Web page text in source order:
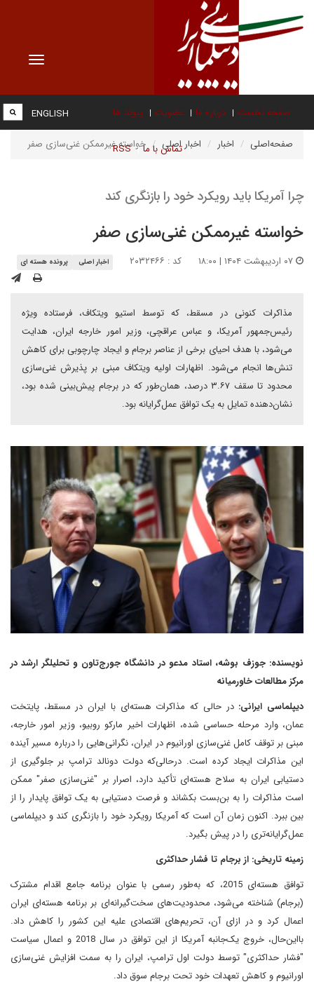
Toggle
صفحه نخست درباره ما عضویت پیوند ها
تماس با ما RSS
ENGLISH
صفحه‌اصلی اخبار اخبار اصلی خواسته غیرممکن غنی‌سازی صفر
چرا آمریکا باید رویکرد خود را بازنگری کند
خواسته غیرممکن غنی‌سازی صفر
کد : ۲۰۳۲۴۶۶ اخبار اصلی پرونده هسته ای
مذاکرات کنونی در مسقط، که توسط استیو ویتکاف، فرستاده ویژه
رئیس‌جمهور آمریکا، و عباس عراقچی، وزیر امور خارجه ایران، هدایت
می‌شود، با هدف احیای برخی از عناصر برجام و ایجاد چارچوبی برای کاهش
تنش‌ها انجام می‌شود. اظهارات اولیه ویتکاف مبنی بر پذیرش غنی‌سازی
محدود تا سقف ۳.۶۷ درصد، همان‌طور که در برجام پیش‌بینی شده بود،
نشان‌دهنده تمایل به یک توافق عمل‌گرایانه بود.
نویسنده: جوزف بوشه، استاد مدعو در دانشگاه جورج‌تاون و تحلیلگر ارشد در
مرکز مطالعات خاورمیانه
دیپلماسی ایرانی:در حالی که مذاکرات هسته‌ای با ایران در مسقط، پایتخت
عمان، وارد مرحله حساسی شده، اظهارات اخیر مارکو روبیو، وزیر امور خارجه،
مبنی بر توقف کامل غنی‌سازی اورانیوم در ایران، نگرانی‌هایی را درباره مسیر آینده
این مذاکرات ایجاد کرده است. درحالی‌که دولت دونالد ترامپ بر جلوگیری از
دستیابی ایران به سلاح هسته‌ای تأکید دارد، اصرار بر "غنی‌سازی صفر" ممکن
است مذاکرات را به بن‌بست بکشاند و فرصت دستیابی به یک توافق پایدار را از
بین ببرد. اکنون زمان آن است که آمریکا رویکرد خود را بازنگری کند و دیپلماسی
عمل‌گرایانه‌تری را در پیش بگیرد.
زمینه تاریخی: از برجام تا فشار حداکثری
توافق هسته‌ای 2015، که به‌طور رسمی با عنوان برنامه جامع اقدام مشترک
(برجام) شناخته می‌شود، محدودیت‌های سخت‌گیرانه‌ای بر برنامه هسته‌ای ایران
اعمال کرد و در ازای آن، تحریم‌های اقتصادی علیه این کشور را کاهش داد.
بااین‌حال، خروج یک‌جانبه آمریکا از این توافق در سال 2018 و اعمال سیاست
"فشار حداکثری" توسط دولت اول ترامپ، ایران را به سمت افزایش غنی‌سازی
اورانیوم و کاهش تعهدات خود تحت برجام سوق داد.